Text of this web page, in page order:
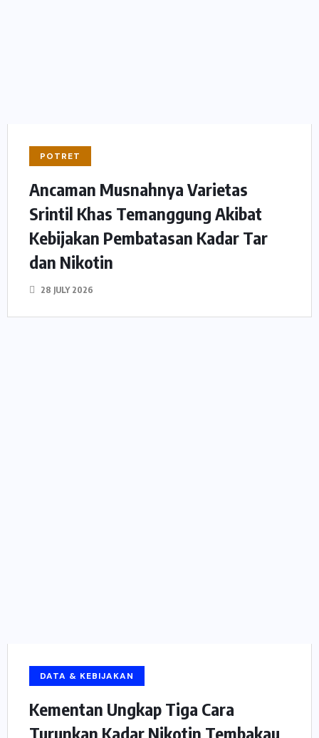
POTRET
Ancaman Musnahnya Varietas
Srintil Khas Temanggung Akibat
Kebijakan Pembatasan Kadar Tar
dan Nikotin
28 JULY 2026
DATA & KEBIJAKAN
Kementan Ungkap Tiga Cara
Turunkan Kadar Nikotin Tembakau